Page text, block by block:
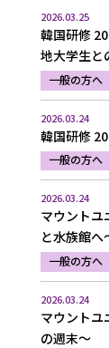
2026.03.25
韓国研修
地大学生と
一般の方へ
2026.03.24
韓国研修
一般の方へ
2026.03.24
マウント
と水族館へ
一般の方へ
2026.03.24
マウント
の週末～